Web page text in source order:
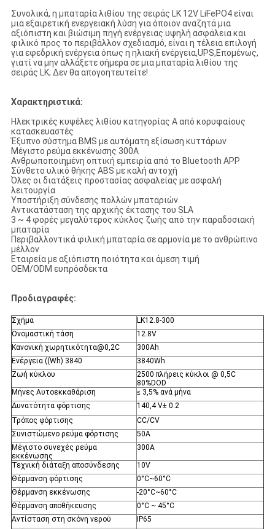
Συνολικά, η μπαταρία λιθίου της σειράς LK 12V LiFePO4 είναι
μια εξαιρετική ενεργειακή λύση για όποιον αναζητά μια
αξιόπιστη και βιώσιμη πηγή ενέργειας.υψηλή ασφάλεια και
φιλικό προς το περιβάλλον σχεδιασμό, είναι η τέλεια επιλογή
για εφεδρική ενέργεια όπως η ηλιακή ενέργεια,UPS,Επομένως,
γιατί να μην αλλάξετε σήμερα σε μια μπαταρία λιθίου της
σειράς LK; Δεν θα απογοητευτείτε!
Χαρακτηριστικά:
Ηλεκτρικές κυψέλες λιθίου κατηγορίας Α από κορυφαίους
κατασκευαστές
Έξυπνο σύστημα BMS με αυτόματη εξίσωση κυττάρων
Μέγιστο ρεύμα εκκένωσης 300A
Ανθρωποποιημένη οπτική εμπειρία από το Bluetooth APP
Σύνθετο υλικό θήκης ABS με καλή αντοχή
Όλες οι διατάξεις προστασίας ασφαλείας με ασφαλή
λειτουργία
Υποστήριξη σύνδεσης πολλών μπαταριών
Αντικατάσταση της αρχικής έκτασης του SLA
3 ~ 4 φορές μεγαλύτερος κύκλος ζωής από την παραδοσιακή
μπαταρία
Περιβαλλοντικά φιλική μπαταρία σε αρμονία με το ανθρώπινο
μέλλον
Εταιρεία με αξιόπιστη ποιότητα και άμεση τιμή
OEM/ODM ευπρόσδεκτα
Προδιαγραφές:
Σχήμα
LK12.8-300
Ονομαστική τάση
12.8V
Κανονική χωρητικότητα@0,2C
300Ah
Ενέργεια ((Wh) 3840
3840Wh
Ζωή κύκλου
2500 πλήρεις κύκλοι @ 0,5C
80%DOD
Μήνες Αυτοεκκαθάριση
≤ 3,5% ανά μήνα
Δυνατότητα φόρτισης
140,4 V± 0.2
Τρόπος φόρτισης
CC/CV
Συνιστώμενο ρεύμα φόρτισης
50Α
Μέγιστο συνεχές ρεύμα
εκκένωσης
300A
Τεχνική διάταξη αποσύνδεσης
10V
Θέρμανση φόρτισης
0°C~60°C
Θέρμανση εκκένωσης
-20°C~60°C
Θέρμανση αποθήκευσης
0°C ~ 45°C
Αντίσταση στη σκόνη νερού
IP65